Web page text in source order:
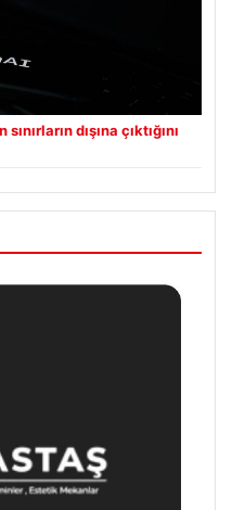
dışına çıktığını